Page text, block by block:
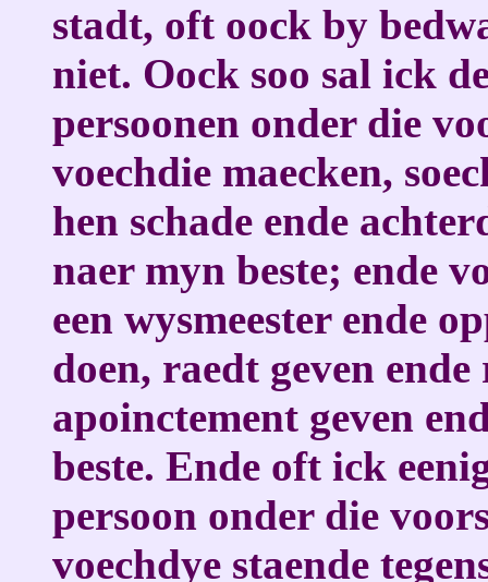
stadt, oft oock by
niet. Oock soo sal ick
persoonen onder die
voechdie maecken,
hen schade ende
naer myn beste; ende
een wysmeester ende
doen, raedt geven
apoinctement geven
beste. Ende oft ick
persoon onder die
voechdye staende